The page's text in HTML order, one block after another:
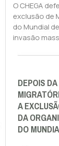
O CHEGA
exclusão de
do Mundial
invasão
DEPOIS
A
DA
DO